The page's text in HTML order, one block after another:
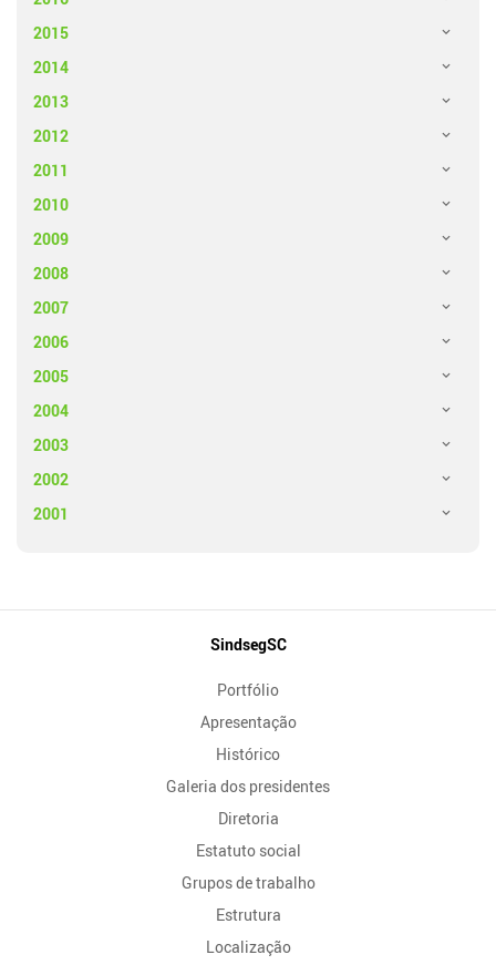
2015
2014
2013
2012
2011
2010
2009
2008
2007
2006
2005
2004
2003
2002
2001
SindsegSC
Portfólio
Apresentação
Histórico
Galeria dos presidentes
Diretoria
Estatuto social
Grupos de trabalho
Estrutura
Localização